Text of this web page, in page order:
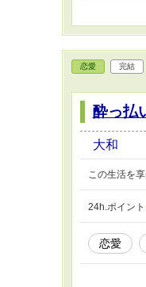
恋愛 完結
酔っ払
大和
この生活を
24h.ポイン
恋愛